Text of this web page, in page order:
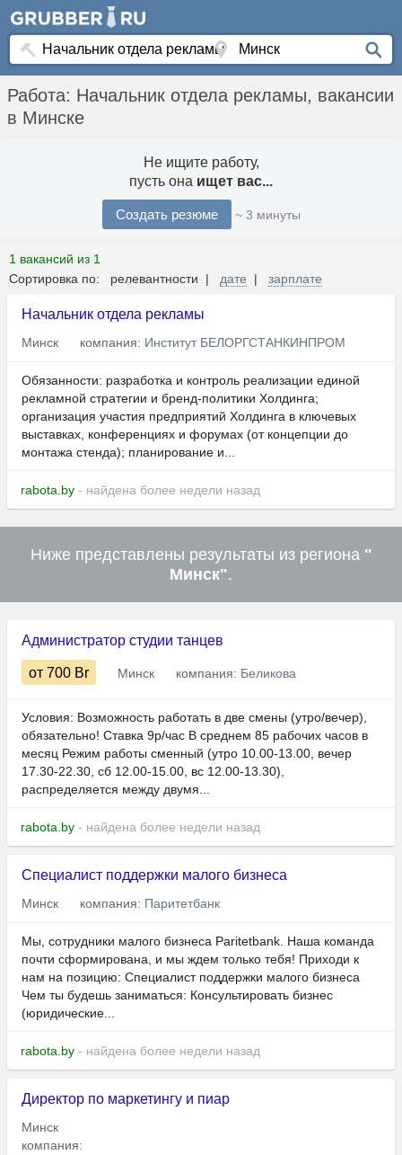
Работа: Начальник отдела рекламы, вакансии
в Минске
Не ищите работу,
пусть она ищет вас...
Создать резюме ~ 3 минуты
1 вакансий из 1
Сортировка по: релевантности | дате | зарплате
Начальник отдела рекламы
Минск компания: Институт БЕЛОРГСТАНКИНПРОМ
Обязанности: разработка и контроль реализации единой
рекламной стратегии и бренд-политики Холдинга;
организация участия предприятий Холдинга в ключевых
выставках, конференциях и форумах (от концепции до
монтажа стенда); планирование и...
rabota.by - найдена более недели назад
Ниже представлены результаты из региона "
Минск".
Администратор студии танцев
от 700 Br Минск компания: Беликова
Условия: Возможность работать в две смены (утро/вечер),
обязательно! Ставка 9р/час В среднем 85 рабочих часов в
месяц Режим работы сменный (утро 10.00-13.00, вечер
17.30-22.30, сб 12.00-15.00, вс 12.00-13.30),
распределяется между двумя...
rabota.by - найдена более недели назад
Специалист поддержки малого бизнеса
Минск компания: Паритетбанк
Мы, сотрудники малого бизнеса Paritetbank. Наша команда
почти сформирована, и мы ждем только тебя! Приходи к
нам на позицию: Специалист поддержки малого бизнеса
Чем ты будешь заниматься: Консультировать бизнес
(юридические...
rabota.by - найдена более недели назад
Директор по маркетингу и пиар
Минск
компания: